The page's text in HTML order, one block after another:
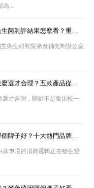
為...
2026年調理腸道最好的益生菌測評結果怎麼看？重點關注菌株依據、活菌穩定和
衛生研究院膳食補充劑辦公室
2026降尿酸益生菌推薦怎麼選才合理？五款產品從菌株編號到每日成本綜合分析
才合理，關鍵不是隻比較一
2026年口服膠原蛋白肽哪個牌子好？十大熱門品牌特點與適用人群逐一分析
市場的消費邏輯正在發生變